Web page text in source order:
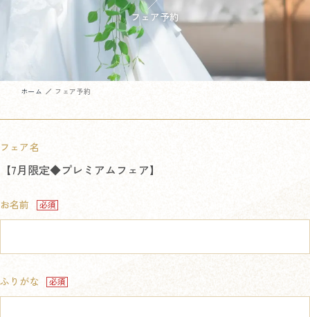
フェア予約
ホーム フェア予約
フェア名
【7月限定◆プレミアムフェア】
お名前
ふりがな